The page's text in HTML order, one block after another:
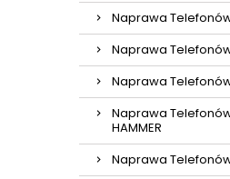
Naprawa
Naprawa
Naprawa
Naprawa
HAMMER
Naprawa